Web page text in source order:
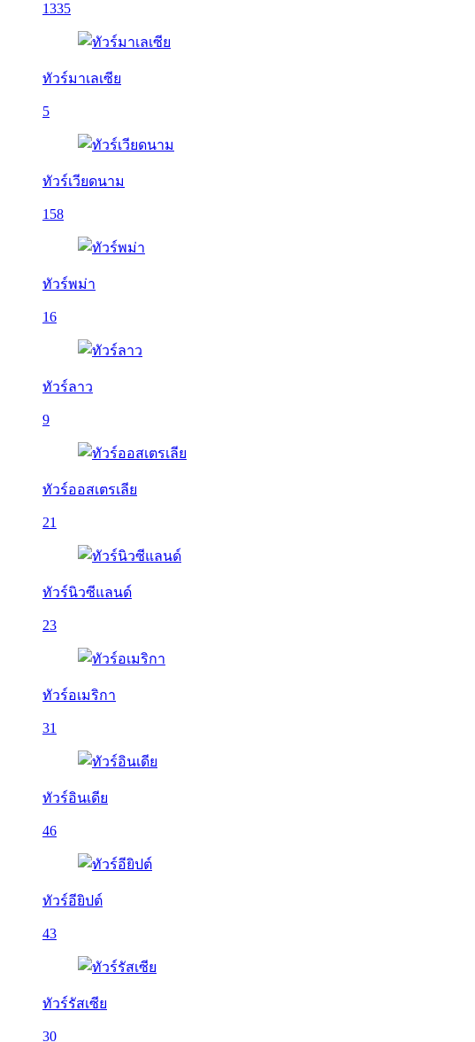
1335
ทัวร์มาเลเซีย
5
ทัวร์เวียดนาม
158
ทัวร์พม่า
16
ทัวร์ลาว
9
ทัวร์ออสเตรเลีย
21
ทัวร์นิวซีแลนด์
23
ทัวร์อเมริกา
31
ทัวร์อินเดีย
46
ทัวร์อียิปต์
43
ทัวร์รัสเซีย
30